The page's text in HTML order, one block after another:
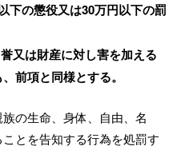
下の懲役又は30万円以下の罰
又は財産に対し害を加える
前項と同様とする。
の生命、身体、自由、名
とを告知する行為を処罰す